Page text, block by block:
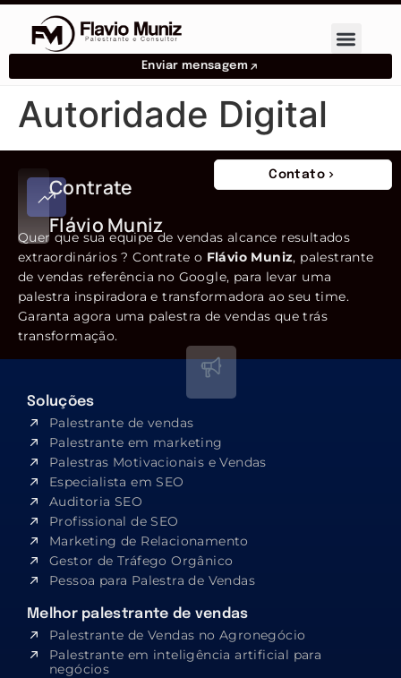
Enviar mensagem
Autoridade Digital
Contrate
Flávio Muniz
Contato
Quer que sua equipe de vendas alcance resultados
extraordinários ? Contrate o Flávio Muniz, palestrante
de vendas referência no Google, para levar uma
palestra inspiradora e transformadora ao seu time.
Garanta agora uma palestra de vendas que trás
transformação.
Soluções
Palestrante de vendas
Palestrante em marketing
Palestras Motivacionais e Vendas
Especialista em SEO​
Auditoria SEO
Profissional de SEO
Marketing de Relacionamento
Gestor de Tráfego Orgânico
Pessoa para Palestra de Vendas
Melhor palestrante de vendas
Palestrante de Vendas no Agronegócio
Palestrante em inteligência artificial para
negócios